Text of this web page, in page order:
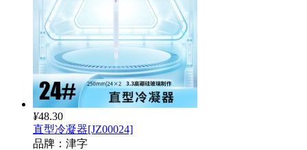
¥48.30
直型冷凝器[JZ00024]
品牌：津字